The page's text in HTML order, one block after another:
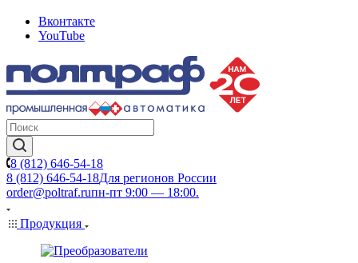
Вконтакте
YouTube
8 (812) 646-54-18
8 (812) 646-54-18Для регионов России
order@poltraf.ruпн-пт 9:00 — 18:00.
Продукция